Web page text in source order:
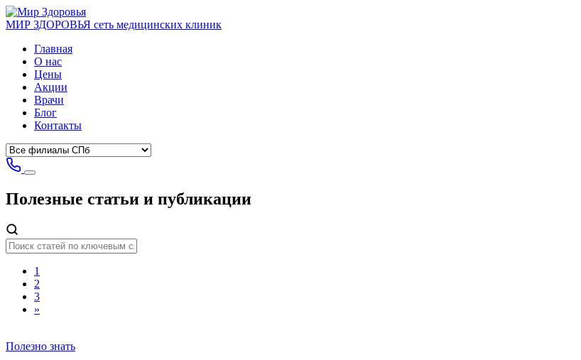
МИР ЗДОРОВЬЯ сеть медицинских клиник
Главная
О нас
Цены
Акции
Врачи
Блог
Контакты
Полезные статьи и публикации
1
2
3
»
Полезно знать